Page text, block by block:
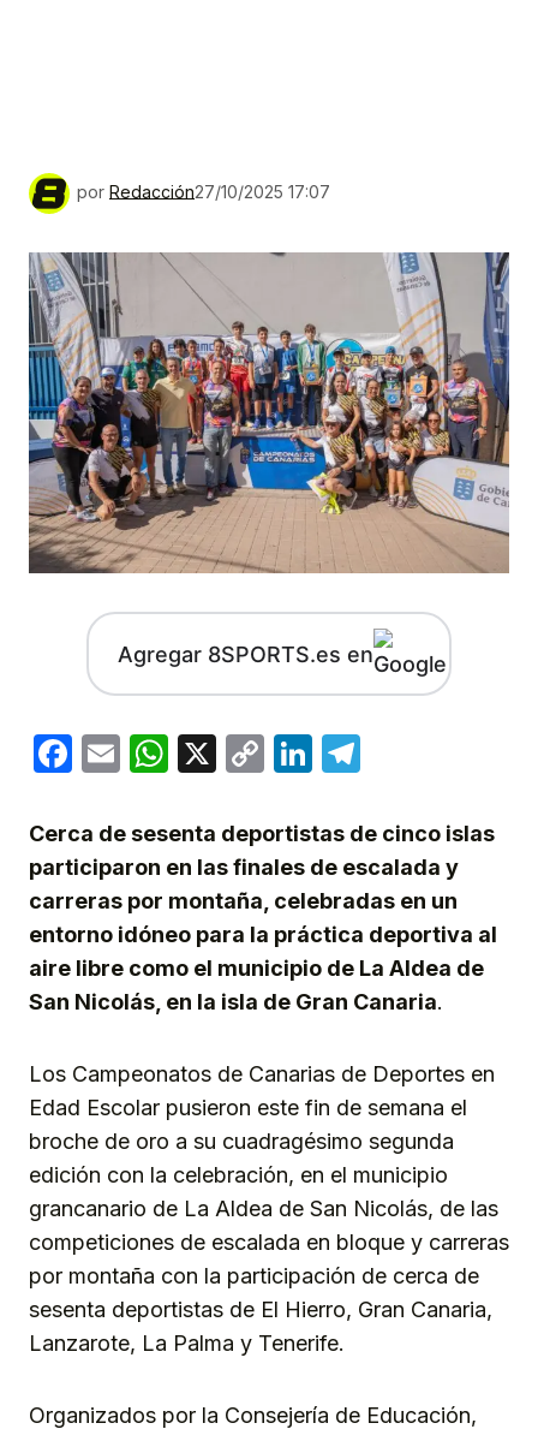
por Redacción27/10/2025 17:07
Agregar 8SPORTS.es en
Facebook
EmailWhatsApp
X
CopyLinkedIn
Cerca de sesenta deportistas de cinco islas
participaron en las finales de escalada y
carreras por montaña, celebradas en un
entorno idóneo para la práctica deportiva al
aire libre como el municipio de La Aldea de
San Nicolás, en la isla de Gran Canaria.
Los Campeonatos de Canarias de Deportes en
Edad Escolar pusieron este fin de semana el
broche de oro a su cuadragésimo segunda
edición con la celebración, en el municipio
grancanario de La Aldea de San Nicolás, de las
competiciones de escalada en bloque y carreras
por montaña con la participación de cerca de
sesenta deportistas de El Hierro, Gran Canaria,
Lanzarote, La Palma y Tenerife.
Organizados por la Consejería de Educación,